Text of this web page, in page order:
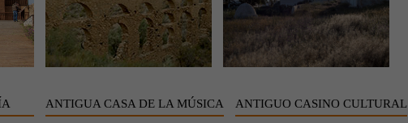
ANTIGUA CASA DE LA MÚSICA ANTIGUO CASINO CULTURAL